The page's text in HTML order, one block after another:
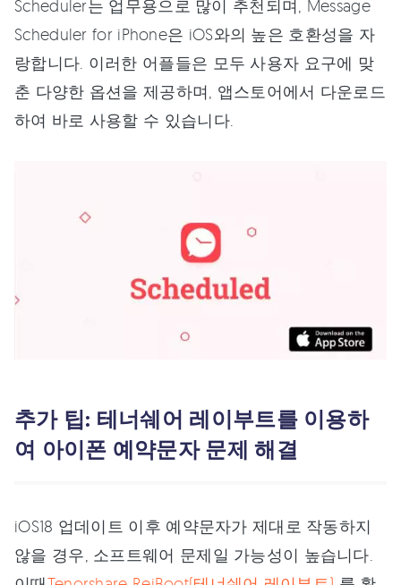
Scheduler는 업무용으로 많이 추천되며, Message
Scheduler for iPhone은 iOS와의 높은 호환성을 자
랑합니다. 이러한 어플들은 모두 사용자 요구에 맞
춘 다양한 옵션을 제공하며, 앱스토어에서 다운로드
하여 바로 사용할 수 있습니다.
추가 팁: 테너쉐어 레이부트를 이용하
여 아이폰 예약문자 문제 해결
iOS18 업데이트 이후 예약문자가 제대로 작동하지
않을 경우, 소프트웨어 문제일 가능성이 높습니다.